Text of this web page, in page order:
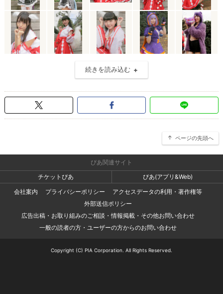
続きを読み込む
ページの先頭へ
ぴあ関連サイト
チケットぴあ
ぴあ(アプリ&Web)
会社案内
プライバシーポリシー
アクセスデータの利用・著作権等
外部送信ポリシー
広告出稿・お取り組みのご相談・情報掲載・その他お問い合わせ
一般の読者の方・ユーザーの方からのお問い合わせ
Copyright (C) PIA Corporation. All Rights Reserved.